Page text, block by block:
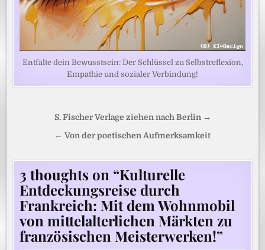
Entfalte dein Bewusstsein: Der Schlüssel zu Selbstreflexion,
Empathie und sozialer Verbindung!
Beitragsnavigation
S. Fischer Verlage ziehen nach Berlin →
← Von der poetischen Aufmerksamkeit
3 thoughts on “Kulturelle
Entdeckungsreise durch
Frankreich: Mit dem Wohnmobil
von mittelalterlichen Märkten zu
französischen Meisterwerken!”